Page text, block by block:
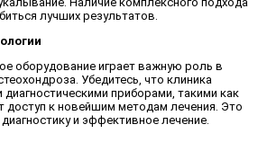
лучших результатов.
оборудование играет важную роль в
Убедитесь, что клиника
приборами, такими как
доступ к новейшим методам лечения. Это
и эффективное лечение.